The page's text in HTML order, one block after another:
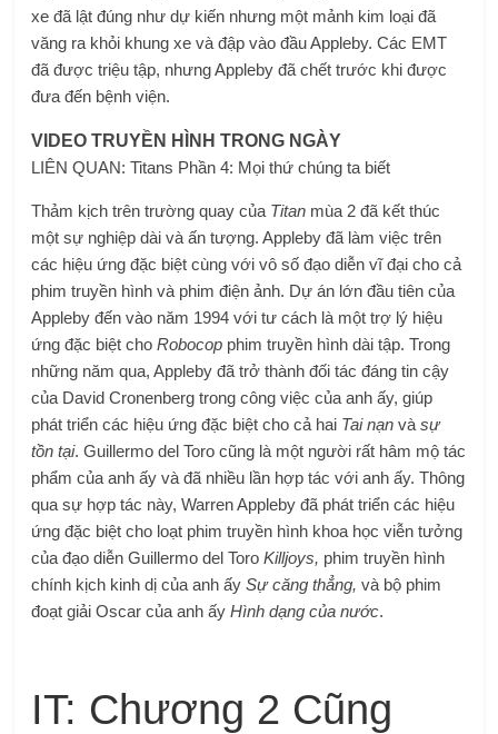
xe đã lật đúng như dự kiến ​​nhưng một mảnh kim loại đã
văng ra khỏi khung xe và đập vào đầu Appleby. Các EMT
đã được triệu tập, nhưng Appleby đã chết trước khi được
đưa đến bệnh viện.
VIDEO TRUYỀN HÌNH TRONG NGÀY
LIÊN QUAN: Titans Phần 4: Mọi thứ chúng ta biết
Thảm kịch trên trường quay của Titan mùa 2 đã kết thúc
một sự nghiệp dài và ấn tượng. Appleby đã làm việc trên
các hiệu ứng đặc biệt cùng với vô số đạo diễn vĩ đại cho cả
phim truyền hình và phim điện ảnh. Dự án lớn đầu tiên của
Appleby đến vào năm 1994 với tư cách là một trợ lý hiệu
ứng đặc biệt choRobocop phim truyền hình dài tập. Trong
những năm qua, Appleby đã trở thành đối tác đáng tin cậy
của David Cronenberg trong công việc của anh ấy, giúp
phát triển các hiệu ứng đặc biệt cho cả hai Tai nạn vàsự
tồn tại. Guillermo del Toro cũng là một người rất hâm mộ tác
phẩm của anh ấy và đã nhiều lần hợp tác với anh ấy. Thông
qua sự hợp tác này, Warren Appleby đã phát triển các hiệu
ứng đặc biệt cho loạt phim truyền hình khoa học viễn tưởng
của đạo diễn Guillermo del ToroKilljoys, phim truyền hình
chính kịch kinh dị của anh ấySự căng thẳng,và bộ phim
đoạt giải Oscar của anh ấyHình dạng của nước.
IT: Chương 2 Cũng